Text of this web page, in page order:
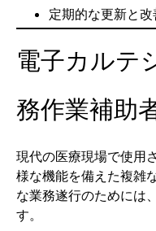
定期的な更新と改
電子カルテ
務作業補助
現代の医療現場で使用
様な機能を備えた複雑
な業務遂行のためには
す。